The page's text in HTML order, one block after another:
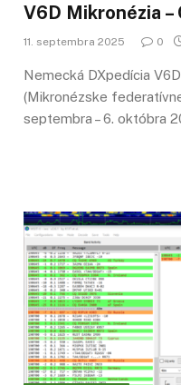
V6D Mikronézia –
11. septembra 2025 0
Nemecká DXpedícia
(Mikronézske
septembra – 6. októbra